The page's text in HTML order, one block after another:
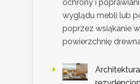
ochrony i
wyglądu mebli lub
poprzez wsiąkanie w
powierzchnię
Architektura